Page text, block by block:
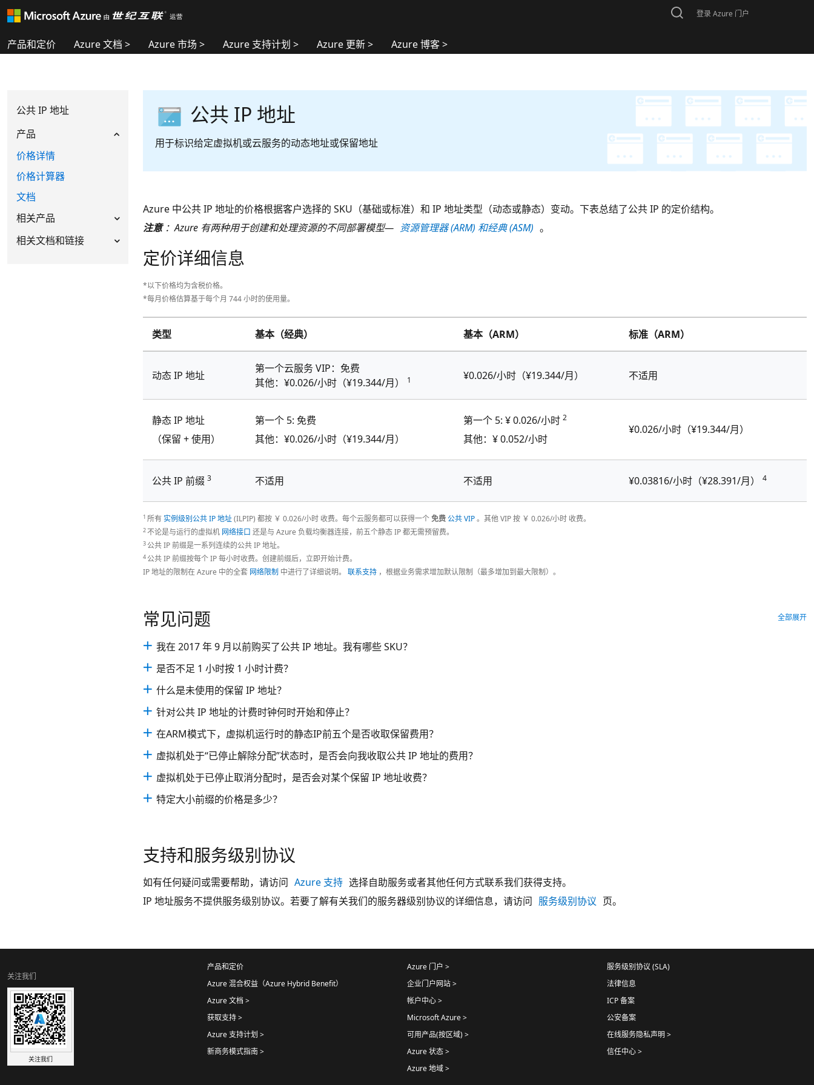
产品和定价 Azure 文档 > Azure 市场 > Azure 支持计划 > Azure 更新 > Azure 博客 >
登录 Azure 门户
公共 IP 地址
产品
价格详情
价格计算器
文档
相关产品
相关文档和链接
公共 IP 地址
用于标识给定虚拟机或云服务的动态地址或保留地址
Azure 中公共 IP 地址的价格根据客户选择的 SKU（基础或标准）和 IP 地址类型（动态或静态）变动。下表总结了公共 IP 的定价结构。
注意 ：Azure 有两种用于创建和处理资源的不同部署模型— 资源管理器 (ARM) 和经典 (ASM) 。
定价详细信息
*以下价格均为含税价格。
*每月价格估算基于每个月 744 小时的使用量。
类型 基本（经典） 基本（ARM） 标准（ARM）
动态 IP 地址
第一个云服务 VIP：免费
其他：¥0.026/小时（¥19.344/月）
1 ¥0.026/小时（¥19.344/月） 不适用
静态 IP 地址
（保留 + 使用）
第一个 5: 免费
其他：¥0.026/小时（¥19.344/月）
第一个 5: ¥ 0.026/小时 2
其他：¥ 0.052/小时
¥0.026/小时（¥19.344/月）
公共 IP 前缀 3 不适用 不适用 ¥0.03816/小时（¥28.391/月） 4
1 所有实例级别公共 IP 地址(ILPIP) 都按 ￥ 0.026/小时 收费。每个云服务都可以获得一个免费公共 VIP。其他 VIP 按 ￥ 0.026/小时 收费。
2不论是与运行的虚拟机 网络接口 还是与 Azure 负载均衡器连接，前五个静态 IP 都无需预留费。
3 公共 IP 前缀是一系列连续的公共 IP 地址。
4 公共 IP 前缀按每个 IP 每小时收费。创建前缀后，立即开始计费。
IP 地址的限制在 Azure 中的全套 网络限制 中进行了详细说明。 联系支持 ，根据业务需求增加默认限制（最多增加到最大限制）。
常见问题 全部展开
我在 2017 年 9 月以前购买了公共 IP 地址。我有哪些 SKU？
是否不足 1 小时按 1 小时计费？
什么是未使用的保留 IP 地址？
针对公共 IP 地址的计费时钟何时开始和停止？
在ARM模式下，虚拟机运行时的静态IP前五个是否收取保留费用？
虚拟机处于“已停止解除分配”状态时，是否会向我收取公共 IP 地址的费用？
虚拟机处于已停止取消分配时，是否会对某个保留 IP 地址收费？
特定大小前缀的价格是多少？
支持和服务级别协议
如有任何疑问或需要帮助，请访问 Azure 支持 选择自助服务或者其他任何方式联系我们获得支持。
IP 地址服务不提供服务级别协议。若要了解有关我们的服务器级别协议的详细信息，请访问 服务级别协议 页。
关注我们
关注我们
产品和定价
Azure 混合权益（Azure Hybrid Benefit）
Azure 文档 >
获取支持 >
Azure 支持计划 >
新商务模式指南 >
Azure 门户 >
企业门户网站 >
帐户中心 >
Microsoft Azure >
可用产品(按区域) >
Azure 状态 >
Azure 地域 >
服务级别协议 (SLA)
法律信息
ICP 备案
公安备案
在线服务隐私声明 >
信任中心 >